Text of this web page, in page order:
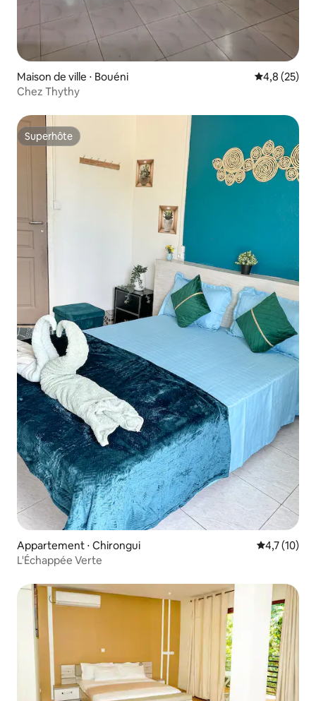
Maison de ville ⋅ Bouéni Évaluation
4,8 (25)
Chez Thythy
Superhôte
Superhôte
Appartement ⋅ Chirongui Évaluation
4,7 (10)
L'Échappée Verte